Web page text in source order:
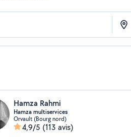
Hamza Rahmi
Hamza multiservices
Orvault (Bourg nord)
4,9/5 (113 avis)